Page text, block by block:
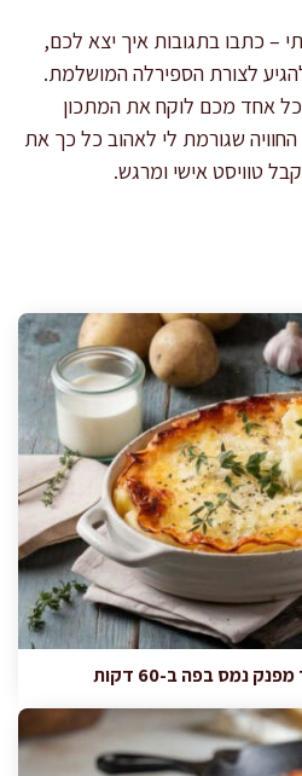
– כתבו בתגובות איך יצא לכם,
לצורת הספירלה המושלמת.
אחד מכם לוקח את המתכון
שגורמת לי לאהוב כל כך את
טוויסט אישי ומרגש.
נמס בפה ב-60 דקות